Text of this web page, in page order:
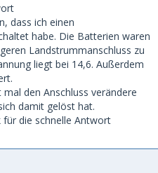
dass ich einen
habe. Die Batterien waren
Landstrummanschluss zu
liegt bei 14,6. Außerdem
den Anschluss verändere
damit gelöst hat.
die schnelle Antwort